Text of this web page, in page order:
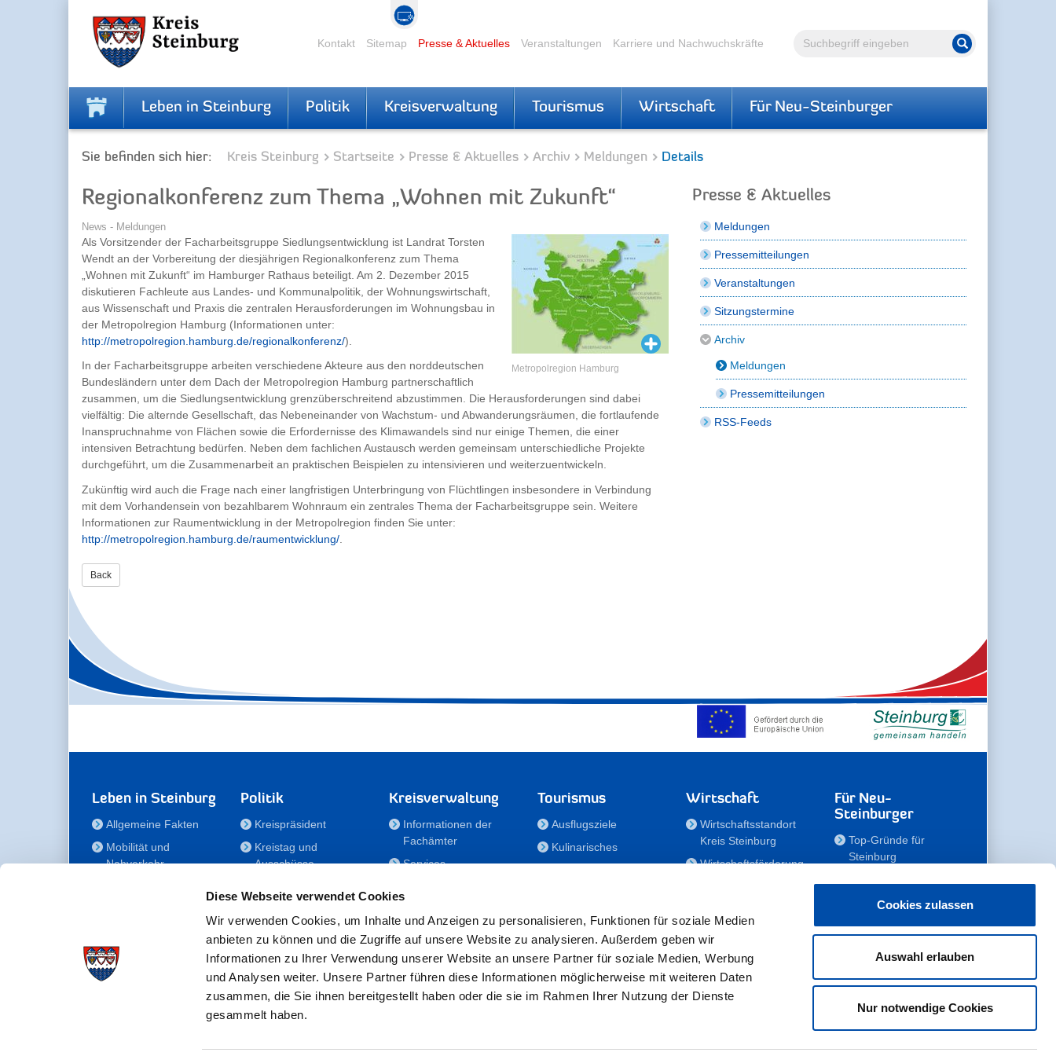
Diese Webseite verwendet Cookies
Wir verwenden Cookies, um Inhalte und Anzeigen zu personalisieren, Funktionen für soziale Medien
anbieten zu können und die Zugriffe auf unsere Website zu analysieren. Außerdem geben wir
Informationen zu Ihrer Verwendung unserer Website an unsere Partner für soziale Medien, Werbung
und Analysen weiter. Unsere Partner führen diese Informationen möglicherweise mit weiteren Daten
zusammen, die Sie ihnen bereitgestellt haben oder die sie im Rahmen Ihrer Nutzung der Dienste
gesammelt haben.
Cookies zulassen
Auswahl erlauben
Nur notwendige Cookies
Volltextsuche Suche starten
Kontakt Sitemap Presse & Aktuelles Veranstaltungen Karriere und Nachwuchskräfte
Leben in Steinburg Politik Kreisverwaltung Tourismus Wirtschaft Für Neu-Steinburger
Sie befinden sich hier: Kreis Steinburg Startseite Presse & Aktuelles Archiv Meldungen Details
Regionalkonferenz zum Thema „Wohnen mit Zukunft“
News - Meldungen
Metropolregion Hamburg
Als Vorsitzender der Facharbeitsgruppe Siedlungsentwicklung ist Landrat Torsten
Wendt an der Vorbereitung der diesjährigen Regionalkonferenz zum Thema
„Wohnen mit Zukunft“ im Hamburger Rathaus beteiligt. Am 2. Dezember 2015
diskutieren Fachleute aus Landes- und Kommunalpolitik, der Wohnungswirtschaft,
aus Wissenschaft und Praxis die zentralen Herausforderungen im Wohnungsbau in
der Metropolregion Hamburg (Informationen unter:
http://metropolregion.hamburg.de/regionalkonferenz/).
In der Facharbeitsgruppe arbeiten verschiedene Akteure aus den norddeutschen
Bundesländern unter dem Dach der Metropolregion Hamburg partnerschaftlich
zusammen, um die Siedlungsentwicklung grenzüberschreitend abzustimmen. Die Herausforderungen sind dabei
vielfältig: Die alternde Gesellschaft, das Nebeneinander von Wachstum- und Abwanderungsräumen, die fortlaufende
Inanspruchnahme von Flächen sowie die Erfordernisse des Klimawandels sind nur einige Themen, die einer
intensiven Betrachtung bedürfen. Neben dem fachlichen Austausch werden gemeinsam unterschiedliche Projekte
durchgeführt, um die Zusammenarbeit an praktischen Beispielen zu intensivieren und weiterzuentwickeln.
Zukünftig wird auch die Frage nach einer langfristigen Unterbringung von Flüchtlingen insbesondere in Verbindung
mit dem Vorhandensein von bezahlbarem Wohnraum ein zentrales Thema der Facharbeitsgruppe sein. Weitere
Informationen zur Raumentwicklung in der Metropolregion finden Sie unter:
http://metropolregion.hamburg.de/raumentwicklung/
Back
Presse & Aktuelles
Meldungen
Pressemitteilungen
Veranstaltungen
Sitzungstermine
Archiv
Meldungen
Pressemitteilungen
RSS-Feeds
Leben in Steinburg
Allgemeine Fakten
Mobilität und
Nahverkehr
Gesundheit
Bildung
Politik
Kreispräsident
Kreistag und
Ausschüsse
für Menschen mit
Behinderung
Der
Kreisseniorenbeirat
Förderstiftung
Fördergesellschaft/Sportförderung
Kreisverwaltung
Informationen der
Fachämter
Services
Nachwuchskräfte
Notdienste
Bekanntmachungen
Formulare/Downloads
RSS-Feeds
Tourismus
Ausflugsziele
Kulinarisches
Veranstaltungen
Wirtschaft
Wirtschaftsstandort
Kreis Steinburg
Wirtschaftsförderung
Zahlen, Daten,
Fakten
Gewerbeflächen
Für Neu-
Steinburger
Top-Gründe für
Steinburg
Meine Immobilie
Erholen